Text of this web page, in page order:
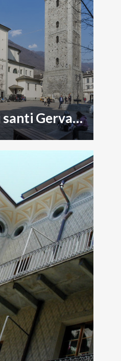
Collegiata dei santi Gervasio e Protasio